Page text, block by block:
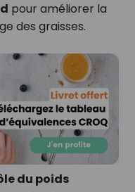
pour améliorer la
des graisses.
du poids